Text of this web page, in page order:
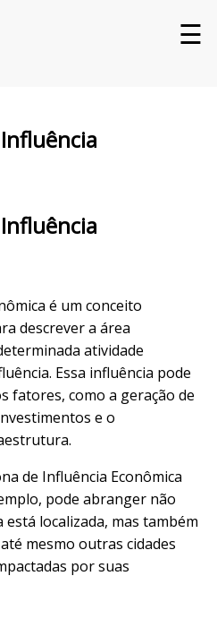
☰
é um conceito
descrever a área
atividade
Essa influência pode
fatores, como a geração de
e o
de Influência Econômica
pode abranger não
localizada, mas também
mesmo outras cidades
por suas